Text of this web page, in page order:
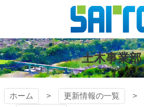
ン
ツ
本
文
へ
ス
株式会社
斎藤組
土木事業部
ホーム 更新情報の一覧